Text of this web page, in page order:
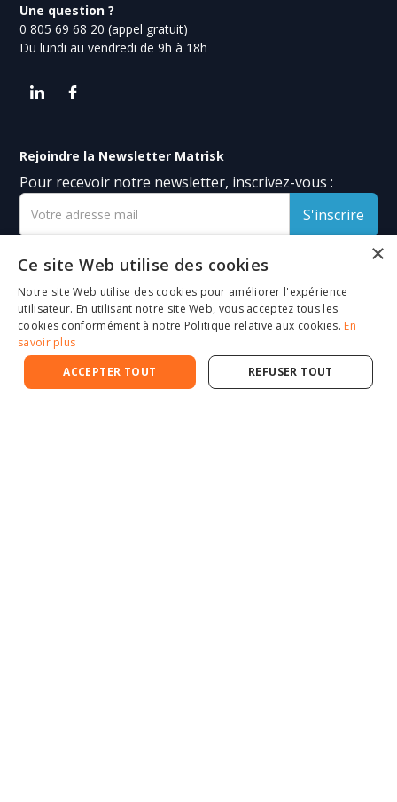
Une question ?
0 805 69 68 20 (appel gratuit)
Du lundi au vendredi de 9h à 18h
Rejoindre la Newsletter Matrisk
Pour recevoir notre newsletter, inscrivez-vous :
Matrisk
Le tarificateur Matrisk
Nos partenaires
Déclarer un sinistre
Toasta - L'assurance en ligne des entrepreneurs
×
Ce site Web utilise des cookies
Notre site Web utilise des cookies pour améliorer l'expérience
utilisateur. En utilisant notre site Web, vous acceptez tous les
cookies conformément à notre Politique relative aux cookies. En
savoir plus
ACCEPTER TOUT
REFUSER TOUT